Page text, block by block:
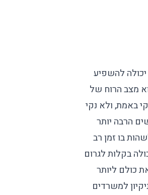
יכולה להשפיע
מצב הרוח של
באמת, ולא נקי
הרבה יותר
בו זמן רב
בקלות לגרום
כולם ליותר
למשרדים